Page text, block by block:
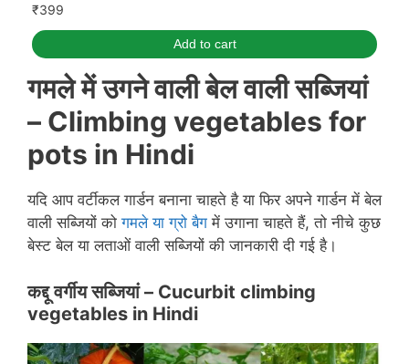
₹399
Add to cart
गमले में उगने वाली बेल वाली सब्जियां
– Climbing vegetables for
pots in Hindi
यदि आप वर्टीकल गार्डन बनाना चाहते है या फिर अपने गार्डन में बेल
वाली सब्जियों कोगमले या ग्रो बैग में उगाना चाहते हैं, तो नीचे कुछ
बेस्ट बेल या लताओं वाली सब्जियों की जानकारी दी गई है।
कद्दू वर्गीय सब्जियां – Cucurbit climbing
vegetables in Hindi